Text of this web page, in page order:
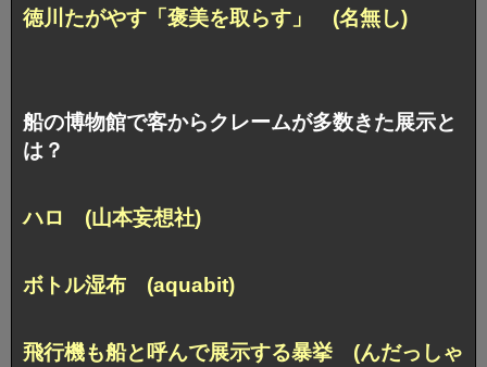
徳川たがやす「褒美を取らす」 (名無し)
船の博物館で客からクレームが多数きた展示と
は？
ハロ (山本妄想社)
ボトル湿布 (aquabit)
飛行機も船と呼んで展示する暴挙 (んだっしゃ